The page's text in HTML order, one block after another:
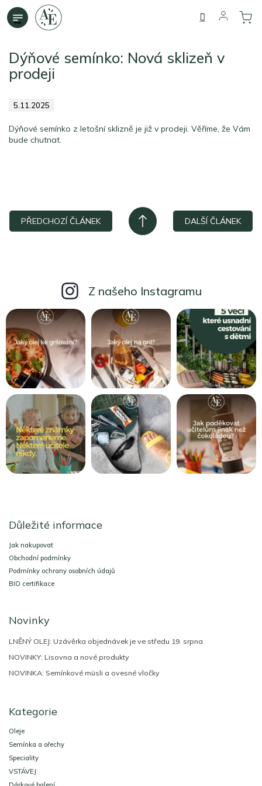
Přejít
na
Dýňové semínko: Nová sklizeň v
prodeji
5.11.2025
Dýňové semínko z letošní sklizně je již v prodeji. Věříme, že Vám
bude chutnat.
PŘEDCHOZÍ ČLÁNEK DALŠÍ ČLÁNEK
Z našeho Instagramu
Důležité informace
Jak nakupovat
Obchodní podmínky
Podmínky ochrany osobních údajů
BIO certifikace
Novinky
LNĚNÝ OLEJ: Uzávěrka objednávek je ve středu 19. srpna
NOVINKY: Lisovna a nové produkty
NOVINKA: Semínkové müsli a ovesné vločky
Kategorie
Oleje
Semínka a ořechy
Speciality
VSTÁVEJ